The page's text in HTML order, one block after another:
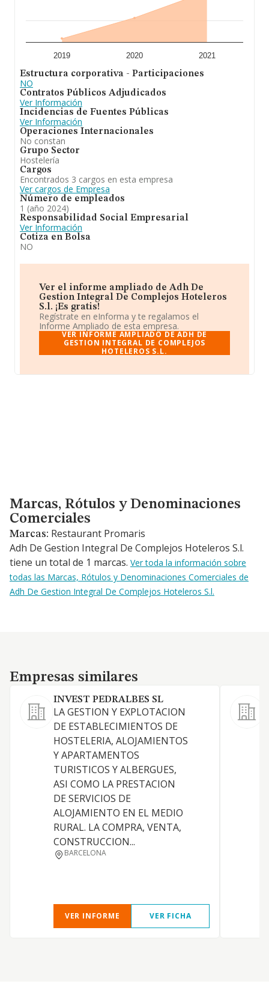
2019 2020 2021
Estructura corporativa - Participaciones
NO
Contratos Públicos Adjudicados
Ver Información
Incidencias de Fuentes Públicas
Ver Información
Operaciones Internacionales
No constan
Grupo Sector
Hostelería
Cargos
Encontrados 3 cargos en esta empresa
Ver cargos de Empresa
Número de empleados
1 (año 2024)
Responsabilidad Social Empresarial
Ver Información
Cotiza en Bolsa
NO
Ver el informe ampliado de Adh De
Gestion Integral De Complejos Hoteleros
S.l. ¡Es gratis!
Regístrate en eInforma y te regalamos el
Informe Ampliado de esta empresa.
VER INFORME AMPLIADO DE ADH DE
GESTION INTEGRAL DE COMPLEJOS
HOTELEROS S.L.
Marcas, Rótulos y Denominaciones Comerciales
Marcas, Rótulos y Denominaciones
Comerciales
Marcas: Restaurant Promaris
Adh De Gestion Integral De Complejos Hoteleros S.l.
tiene un total de 1 marcas. Ver toda la información sobre
todas las Marcas, Rótulos y Denominaciones Comerciales de
Adh De Gestion Integral De Complejos Hoteleros S.l.
Empresas similares
Empresas similares
INVEST PEDRALBES SL
LA GESTION Y EXPLOTACION
DE ESTABLECIMIENTOS DE
HOSTELERIA, ALOJAMIENTOS
Y APARTAMENTOS
TURISTICOS Y ALBERGUES,
ASI COMO LA PRESTACION
DE SERVICIOS DE
ALOJAMIENTO EN EL MEDIO
RURAL. LA COMPRA, VENTA,
CONSTRUCCION...
BARCELONA
VER INFORME VER FICHA